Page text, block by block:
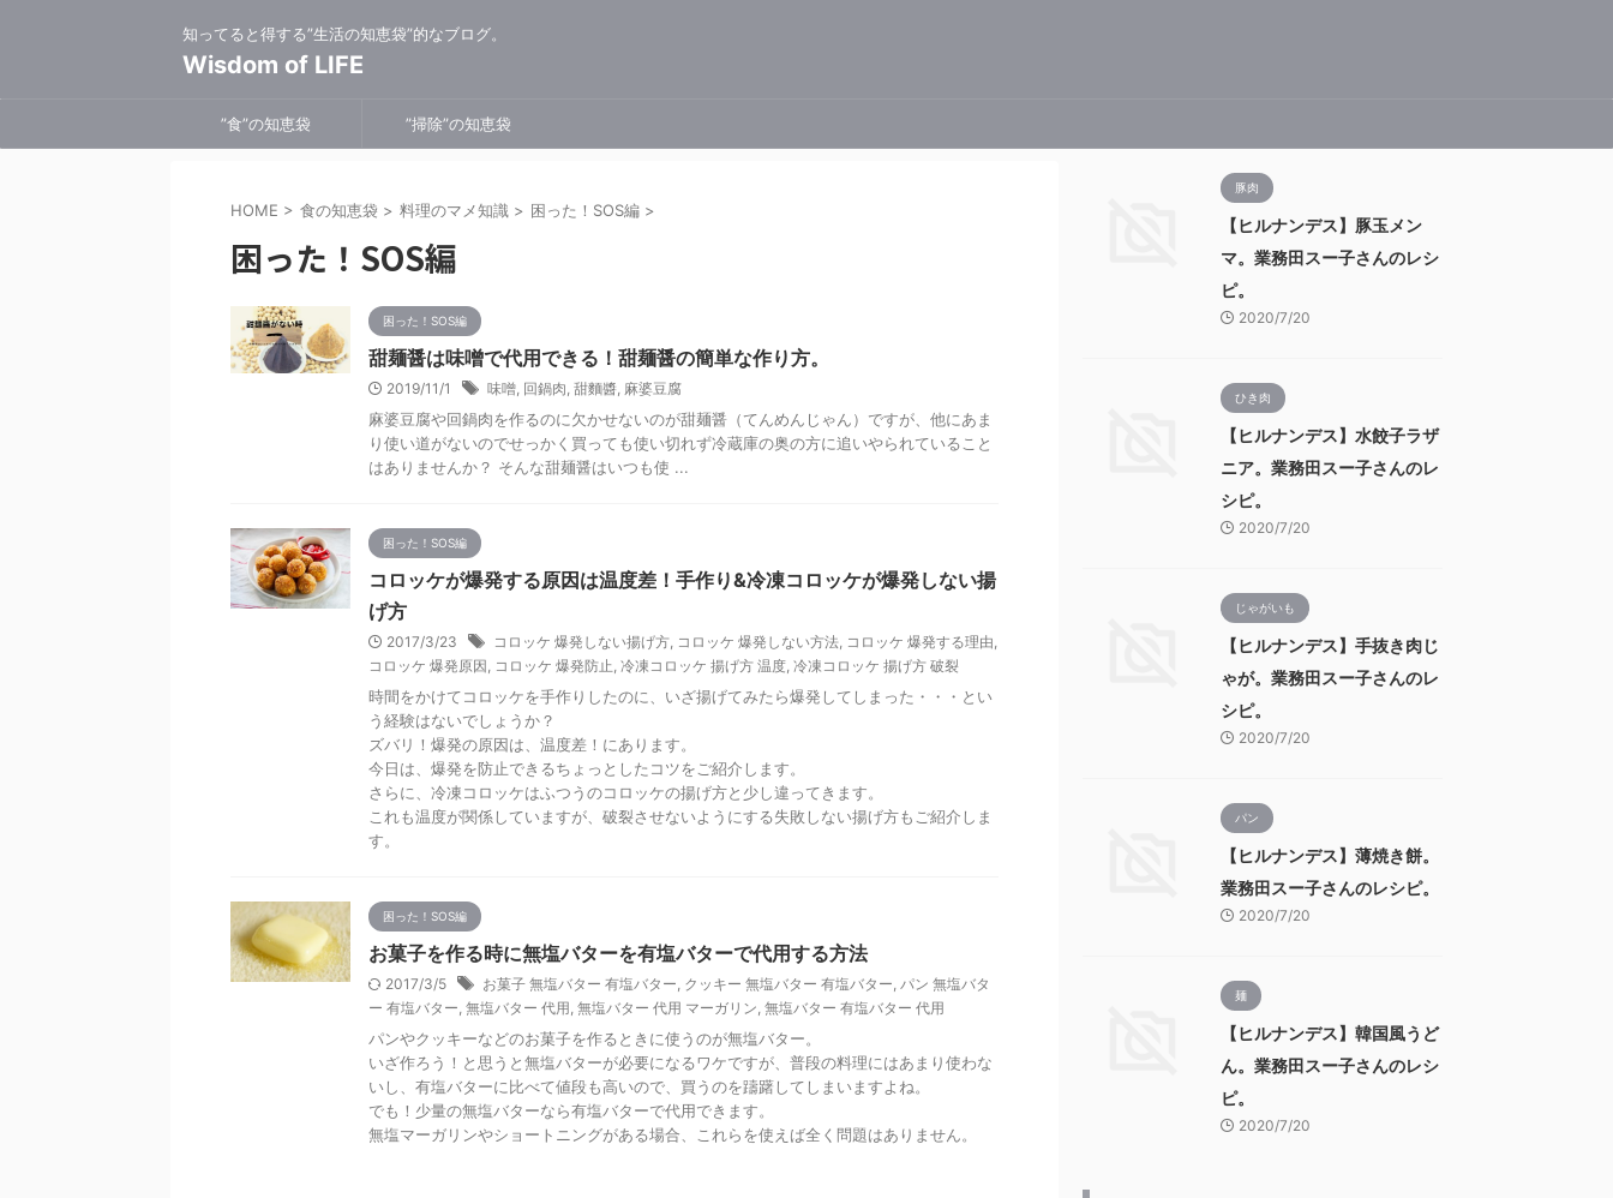
知ってると得する”生活の知恵袋”的なブログ。
Wisdom of LIFE
”食”の知恵袋 ”掃除”の知恵袋
HOME > 食の知恵袋 > 料理のマメ知識 > 困った！SOS編 >
困った！SOS編
困った！SOS編
甜麺醤は味噌で代用できる！甜麺醤の簡単な作り方。
2019/11/1 味噌, 回鍋肉, 甜麵醬, 麻婆豆腐
麻婆豆腐や回鍋肉を作るのに欠かせないのが甜麺醤（てんめんじゃん）ですが、他にあま
り使い道がないのでせっかく買っても使い切れず冷蔵庫の奥の方に追いやられていること
はありませんか？ そんな甜麺醤はいつも使 ...
困った！SOS編
コロッケが爆発する原因は温度差！手作り&冷凍コロッケが爆発しない揚
げ方
2017/3/23 コロッケ 爆発しない揚げ方, コロッケ 爆発しない方法, コロッケ 爆発する理由,
コロッケ 爆発原因, コロッケ 爆発防止, 冷凍コロッケ 揚げ方 温度, 冷凍コロッケ 揚げ方 破裂
時間をかけてコロッケを手作りしたのに、いざ揚げてみたら爆発してしまった・・・とい
う経験はないでしょうか？
ズバリ！爆発の原因は、温度差！にあります。
今日は、爆発を防止できるちょっとしたコツをご紹介します。
さらに、冷凍コロッケはふつうのコロッケの揚げ方と少し違ってきます。
これも温度が関係していますが、破裂させないようにする失敗しない揚げ方もご紹介しま
す。
困った！SOS編
お菓子を作る時に無塩バターを有塩バターで代用する方法
2017/3/5 お菓子 無塩バター 有塩バター, クッキー 無塩バター 有塩バター, パン 無塩バタ
ー 有塩バター, 無塩バター 代用, 無塩バター 代用 マーガリン, 無塩バター 有塩バター 代用
パンやクッキーなどのお菓子を作るときに使うのが無塩バター。
いざ作ろう！と思うと無塩バターが必要になるワケですが、普段の料理にはあまり使わな
いし、有塩バターに比べて値段も高いので、買うのを躊躇してしまいますよね。
でも！少量の無塩バターなら有塩バターで代用できます。
無塩マーガリンやショートニングがある場合、これらを使えば全く問題はありません。
豚肉
【ヒルナンデス】豚玉メン
マ。業務田スー子さんのレシ
ピ。
2020/7/20
ひき肉
【ヒルナンデス】水餃子ラザ
ニア。業務田スー子さんのレ
シピ。
2020/7/20
じゃがいも
【ヒルナンデス】手抜き肉じ
ゃが。業務田スー子さんのレ
シピ。
2020/7/20
パン
【ヒルナンデス】薄焼き餅。
業務田スー子さんのレシピ。
2020/7/20
麺
【ヒルナンデス】韓国風うど
ん。業務田スー子さんのレシ
ピ。
2020/7/20